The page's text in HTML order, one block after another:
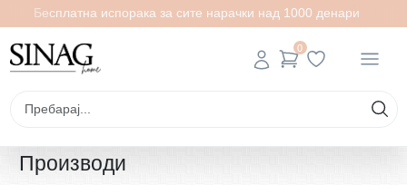
Бесплатна испорака за сите нарачки над 1000 денари
0
Производи